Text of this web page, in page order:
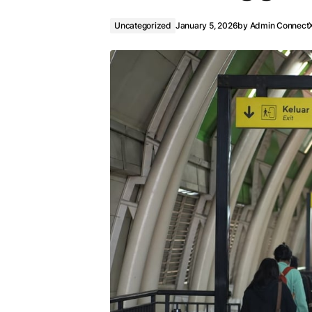
Uncategorized January 5, 2026by Admin